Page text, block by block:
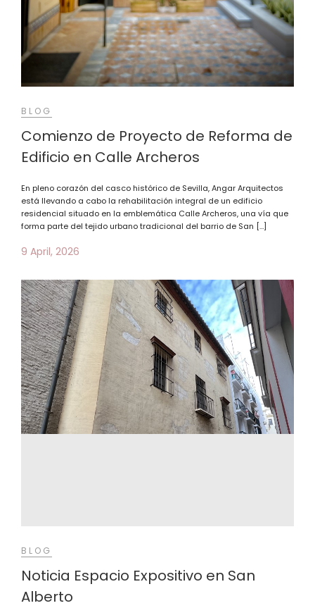
BLOG
Comienzo de Proyecto de Reforma de
Edificio en Calle Archeros
En pleno corazón del casco histórico de Sevilla, Angar Arquitectos
está llevando a cabo la rehabilitación integral de un edificio
residencial situado en la emblemática Calle Archeros, una vía que
forma parte del tejido urbano tradicional del barrio de San […]
9 April, 2026
BLOG
Noticia Espacio Expositivo en San
Alberto